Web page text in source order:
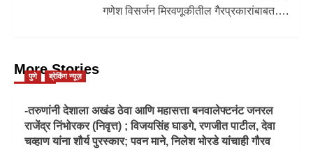
गणेश विसर्जन मिरवणूकीतील गैरप्रकारांबाबत….
More Stories
पुणे ब्रेकिंग न्यूज़
-तरुणांनी देशाला अखंड ठेवा आणि महासत्ता बनवालेफ्टनंट जनरल
राजेंद्र निंभोरकर (निवृत्त) ; विजयसिंह घाडगे, रणजीत पाटील, देवा
चव्हाण यांना शौर्य पुरस्कार; पवन माने, निलेश भोरडे यांचाही गौरव